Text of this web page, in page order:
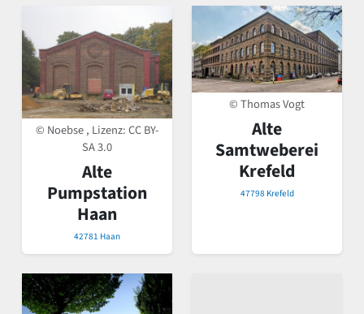
© Noebse , Lizenz:CC BY-
SA 3.0
Alte
Pumpstation
Haan
42781 Haan
© Thomas Vogt
Alte
Samtweberei
Krefeld
47798 Krefeld